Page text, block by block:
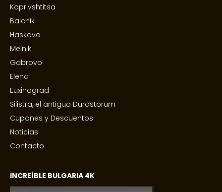
Koprivshtitsa
Balchik
Haskovo
Melnik
Gabrovo
Elena
Euxinograd
Silistra, el antiguo Durostorum
Cupones y Descuentos
Noticias
Contacto
INCREÍBLE BULGARIA 4K